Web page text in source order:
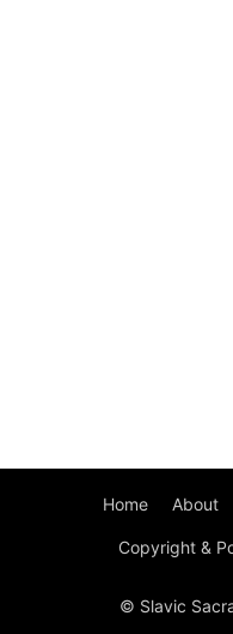
Home About
Copyright &
© Slavic